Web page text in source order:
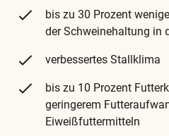
bis zu 30 Prozent
der Schweinehaltung in
verbessertes Stallklima
bis zu 10 Prozent
geringerem
Eiweißfuttermitteln